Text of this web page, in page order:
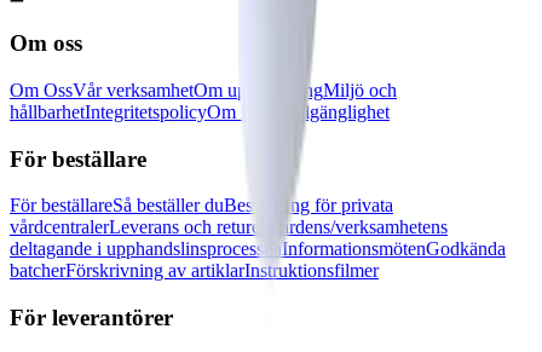
Om oss
Om OssVår verksamhetOm upphandlingMiljö och
hållbarhetIntegritetspolicyOm kakor Tillgänglighet
För beställare
För beställareSå beställer duBeställning för privata
vårdcentralerLeverans och returer
Vårdens/verksamhetens
deltagande i upphandslinsprocessenInformationsmötenGodkända
batcherFörskrivning av artiklarInstruktionsfilmer
För leverantörer